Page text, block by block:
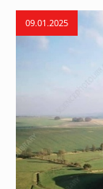
09.01.2025